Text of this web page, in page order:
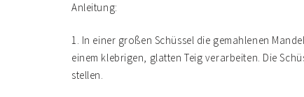
Anleitung:
1. In einer großen Schüssel die gemahlenen
einem klebrigen, glatten Teig verarbeiten. Die
stellen.